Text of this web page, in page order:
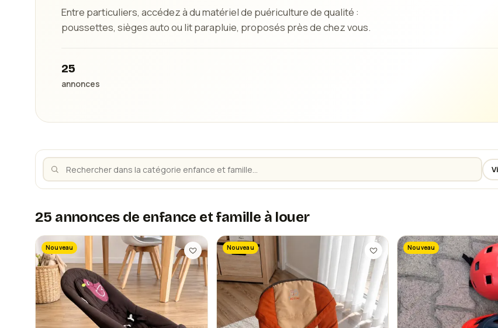
Entre particuliers, accédez à du matériel de puériculture de qualité :
poussettes, sièges auto ou lit parapluie, proposés près de chez vous.
25
annonces
25 annonces de enfance et famille à louer
Nouveau Nouveau Nouveau